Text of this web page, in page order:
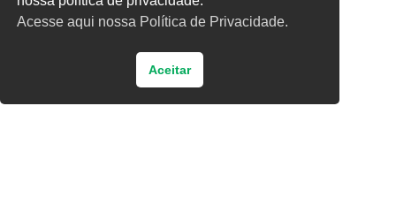
Acesse aqui nossa Política de Privacidade.
Aceitar